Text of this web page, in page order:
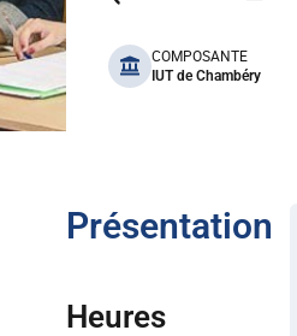
benefits
COMPOSANTE
IUT de Chambéry
Présentation
Heures